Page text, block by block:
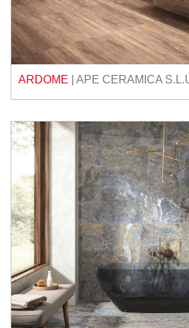
ARDOME APE CERAMICA